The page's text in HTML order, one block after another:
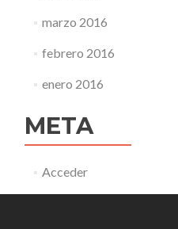
marzo 2016
febrero 2016
enero 2016
META
Acceder